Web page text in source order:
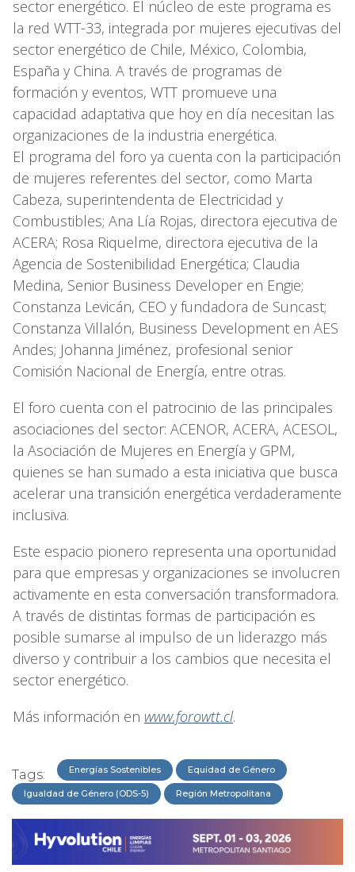
sector energético. El núcleo de este programa es
la red WTT-33, integrada por mujeres ejecutivas del
sector energético de Chile, México, Colombia,
España y China. A través de programas de
formación y eventos, WTT promueve una
capacidad adaptativa que hoy en día necesitan las
organizaciones de la industria energética.
El programa del foro ya cuenta con la participación
de mujeres referentes del sector, como Marta
Cabeza, superintendenta de Electricidad y
Combustibles; Ana Lía Rojas, directora ejecutiva de
ACERA; Rosa Riquelme, directora ejecutiva de la
Agencia de Sostenibilidad Energética; Claudia
Medina, Senior Business Developer en Engie;
Constanza Levicán, CEO y fundadora de Suncast;
Constanza Villalón, Business Development en AES
Andes; Johanna Jiménez, profesional senior
Comisión Nacional de Energía, entre otras.
El foro cuenta con el patrocinio de las principales
asociaciones del sector: ACENOR, ACERA, ACESOL,
la Asociación de Mujeres en Energía y GPM,
quienes se han sumado a esta iniciativa que busca
acelerar una transición energética verdaderamente
inclusiva.
Este espacio pionero representa una oportunidad
para que empresas y organizaciones se involucren
activamente en esta conversación transformadora.
A través de distintas formas de participación es
posible sumarse al impulso de un liderazgo más
diverso y contribuir a los cambios que necesita el
sector energético.
Más información en www.forowtt.cl.
Tags: Energías Sostenibles Equidad de Género
Igualdad de Género (ODS-5) Región Metropolitana